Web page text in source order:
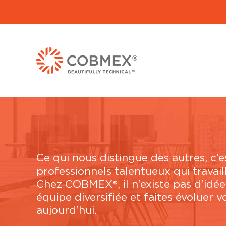
Ce qui nous distingue des autres,
professionnels talentueux qui
Chez COBMEX®, il n’existe pas
équipe diversifiée et faites évoluer
aujourd’hui.